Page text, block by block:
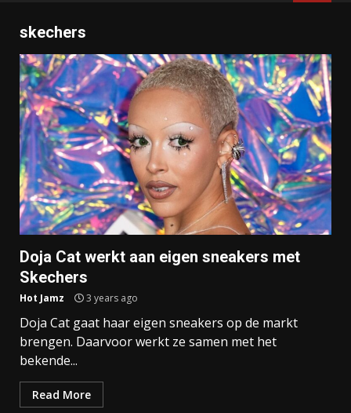
skechers
Doja Cat werkt aan eigen sneakers met
Skechers
Hot Jamz 3 years ago
Doja Cat gaat haar eigen sneakers op de markt
brengen. Daarvoor werkt ze samen met het
bekende...
Read More